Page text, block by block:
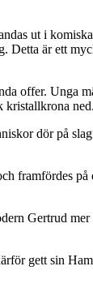
ut i
Detta är ett
offer. Unga
kristallkrona ned.
dör på
framfördes
Gertrud
gett sin